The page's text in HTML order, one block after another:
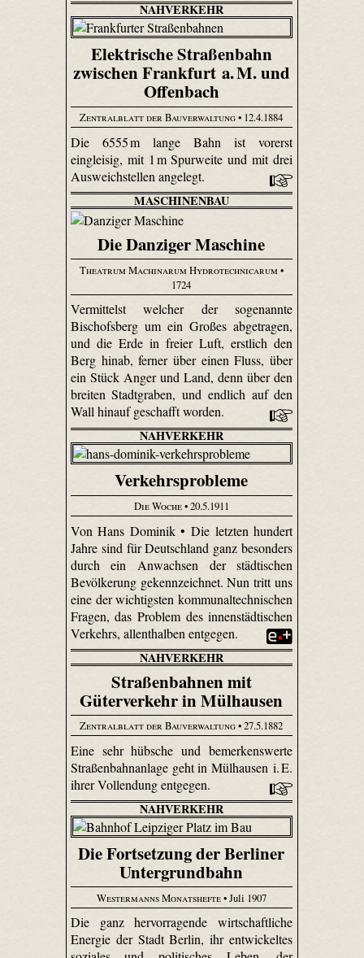
NAHVERKEHR
Elektrische Straßenbahn
zwischen Frankfurt a. M. und
Offenbach
Zentralblatt der Bauverwaltung• 12.4.1884
Die 6555 m lange Bahn ist vorerst
eingleisig, mit 1 m Spurweite und mit drei
Ausweichstellen angelegt.
MASCHINENBAU
Die Danziger Maschine
Theatrum Machinarum Hydrotechnicarum •
1724
Vermittelst welcher der sogenannte
Bischofsberg um ein Großes abgetragen,
und die Erde in freier Luft, erstlich den
Berg hinab, ferner über einen Fluss, über
ein Stück Anger und Land, denn über den
breiten Stadtgraben, und endlich auf den
Wall hinauf geschafft worden.
NAHVERKEHR
Verkehrsprobleme
Die Woche• 20.5.1911
Von Hans Dominik • Die letzten hundert
Jahre sind für Deutschland ganz besonders
durch ein Anwachsen der städtischen
Bevölkerung gekennzeichnet. Nun tritt uns
eine der wichtigsten kommunaltechnischen
Fragen, das Problem des innenstädtischen
Verkehrs, allenthalben entgegen.
NAHVERKEHR
Straßenbahnen mit
Güterverkehr in Mülhausen
Zentralblatt der Bauverwaltung• 27.5.1882
Eine sehr hübsche und bemerkenswerte
Straßenbahnanlage geht in Mülhausen i. E.
ihrer Vollendung entgegen.
NAHVERKEHR
Die Fortsetzung der Berliner
Untergrundbahn
Westermanns Monatshefte• Juli 1907
Die ganz hervorragende wirtschaftliche
Energie der Stadt Berlin, ihr entwickeltes